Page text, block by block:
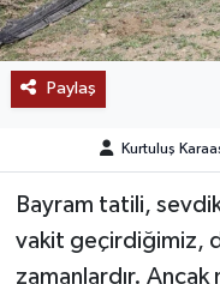
Paylaş
Kurtuluş
Bayram tatili,
vakit geçirdiğimiz,
zamanlardır. Ancak
BÖLGE
KEŞFET
POPÜLER
DÜNYA